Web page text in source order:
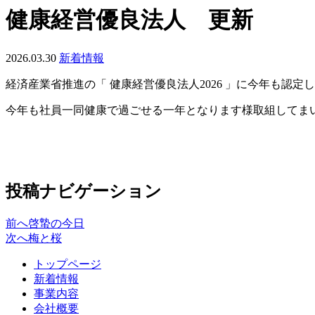
健康経営優良法人 更新
2026.03.30 新着情報
経済産業省推進の「 健康経営優良法人2026 」に今年も認定し
今年も社員一同健康で過ごせる一年となります様取組してま
投稿ナビゲーション
前へ啓蟄の今日
次へ梅と桜
トップページ
新着情報
事業内容
会社概要